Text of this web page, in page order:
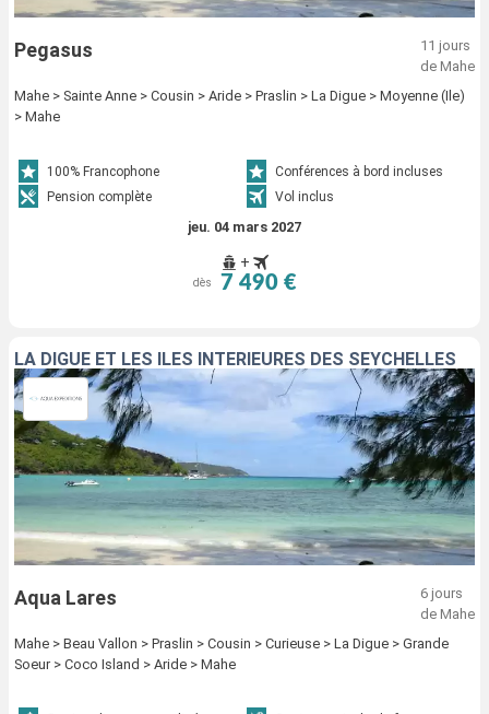
Pegasus
11 jours
de Mahe
Mahe > Sainte Anne > Cousin > Aride > Praslin > La Digue > Moyenne (Ile)
> Mahe
100% Francophone
Conférences à bord incluses
Pension complète
Vol inclus
jeu. 04 mars 2027
+
dès 7 490 €
LA DIGUE ET LES ÎLES INTÉRIEURES DES SEYCHELLES
Aqua Lares
6 jours
de Mahe
Mahe > Beau Vallon > Praslin > Cousin > Curieuse > La Digue > Grande
Soeur > Coco Island > Aride > Mahe